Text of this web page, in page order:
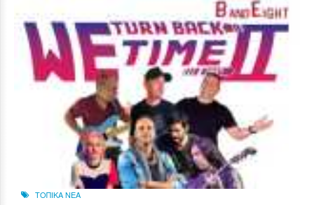
ΤΟΠΙΚΑ ΝΕΑ